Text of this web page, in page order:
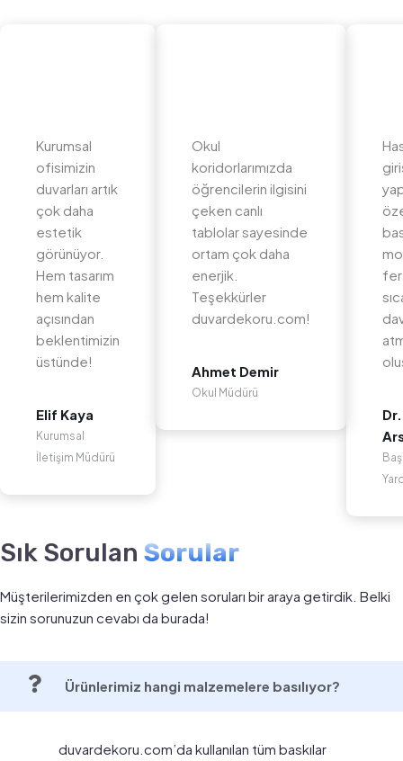
Kurumsal
ofisimizin
duvarları artık
çok daha
estetik
görünüyor.
Hem tasarım
hem kalite
açısından
beklentimizin
üstünde!
Elif Kaya
Kurumsal
İletişim Müdürü
Okul
koridorlarımızda
öğrencilerin ilgisini
çeken canlı
tablolar sayesinde
ortam çok daha
enerjik.
Teşekkürler
duvardekoru.com!
Ahmet Demir
Okul Müdürü
Sık Sorulan Sorular
Müşterilerimizden en çok gelen soruları bir araya getirdik. Belki
sizin sorunuzun cevabı da burada!
Ürünlerimiz hangi malzemelere basılıyor?
duvardekoru.com’da kullanılan tüm baskılar